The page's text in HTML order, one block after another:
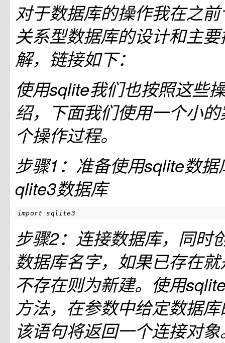
对于数据库的操作我在之
关系型数据库的设计和主
解，链接如下：
使用sqlite我们也按照这些
绍，下面我们使用一个小
个操作过程。
步骤1：准备使用sqlite数
qlite3数据库
import sqlite3
步骤2：连接数据库，同时
数据库名字，如果已存在
不存在则为新建。使用
方法，在参数中给定数据
该语句将返回一个连接对象